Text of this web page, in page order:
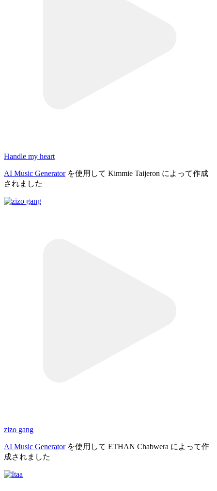
Handle my heart
AI Music Generatorを使用して Kimmie Taijeron によって作成
されました
zizo gang
AI Music Generatorを使用して ETHAN Chabwera によって作
成されました